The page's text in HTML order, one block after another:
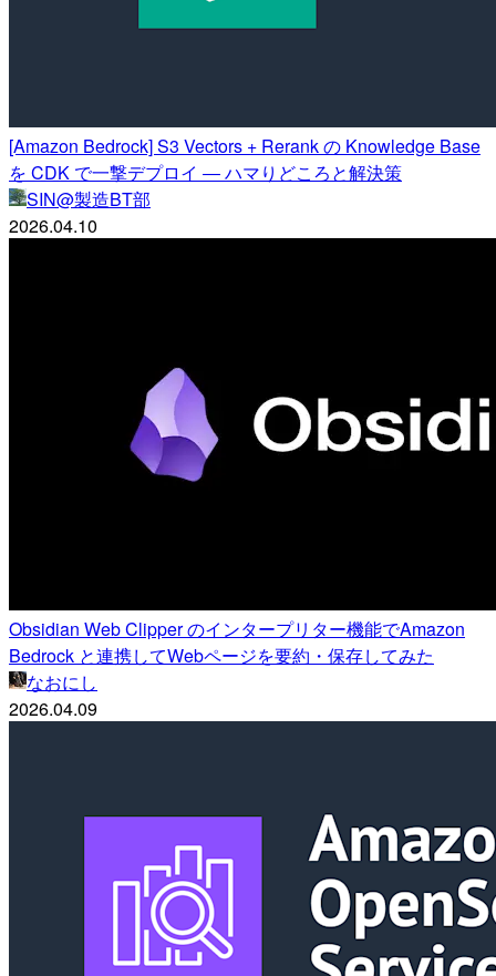
[Amazon Bedrock] S3 Vectors + Rerank の Knowledge Base
を CDK で一撃デプロイ ― ハマりどころと解決策
SIN@製造BT部
2026.04.10
Obsidian Web Clipper のインタープリター機能でAmazon
Bedrock と連携してWebページを要約・保存してみた
なおにし
2026.04.09